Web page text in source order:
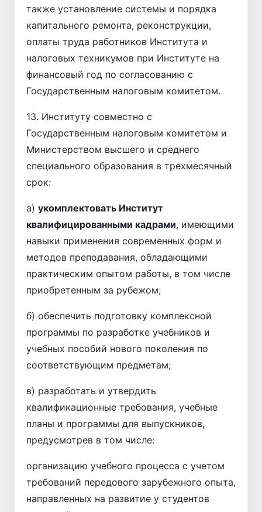
также установление системы и порядка
капитального ремонта, реконструкции,
оплаты труда работников Института и
налоговых техникумов при Институте на
финансовый год по согласованию с
Государственным налоговым комитетом.
13. Институту совместно с
Государственным налоговым комитетом и
Министерством высшего и среднего
специального образования в трехмесячный
срок:
а) укомплектовать Институт
квалифицированными кадрами, имеющими
навыки применения современных форм и
методов преподавания, обладающими
практическим опытом работы, в том числе
приобретенным за рубежом;
б) обеспечить подготовку комплексной
программы по разработке учебников и
учебных пособий нового поколения по
соответствующим предметам;
в) разработать и утвердить
квалификационные требования, учебные
планы и программы для выпускников,
предусмотрев в том числе:
организацию учебного процесса с учетом
требований передового зарубежного опыта,
направленных на развитие у студентов